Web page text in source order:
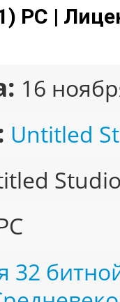
PC |
16
Untitled
32